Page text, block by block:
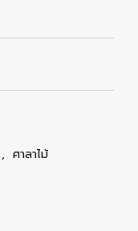
, ศาลาไม้